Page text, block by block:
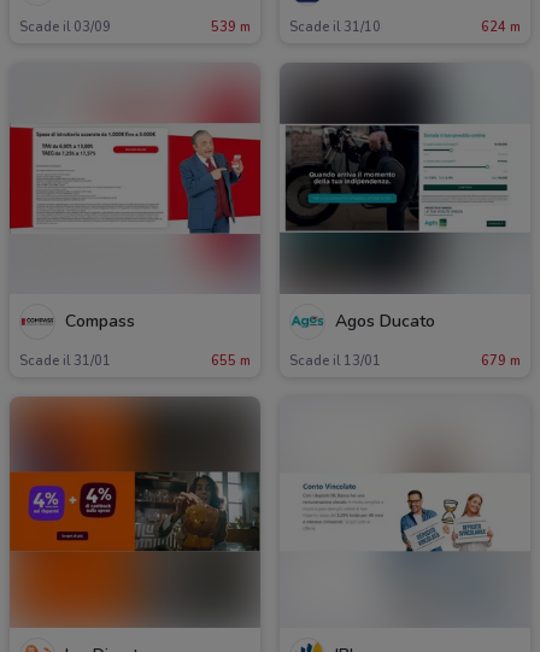
Scade il 03/09 539 m Scade il 31/10 624 m
Compass
Scade il 31/01 655 m
Agos Ducato
Scade il 13/01 679 m